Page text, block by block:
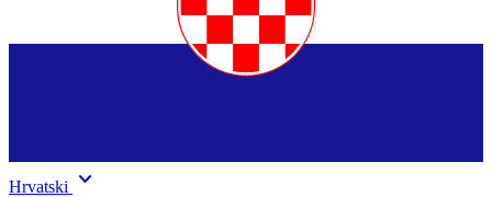
Hrvatski keyboard_arrow_down